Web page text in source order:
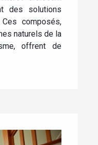
des solutions
composés,
naturels de la
offrent de